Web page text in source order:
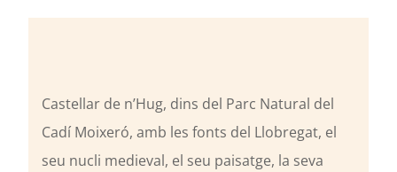
Castellar de n’Hug, dins del Parc Natural del
Cadí Moixeró, amb les fonts del Llobregat, el
seu nucli medieval, el seu paisatge, la seva